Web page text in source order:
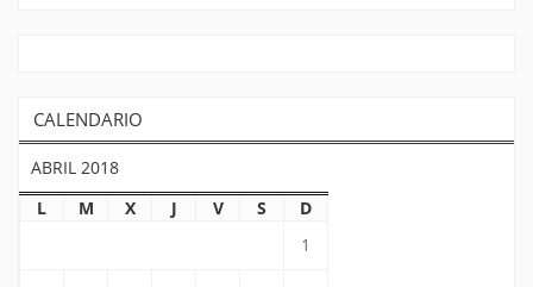
CALENDARIO
ABRIL 2018
L
M X J V S
D
1